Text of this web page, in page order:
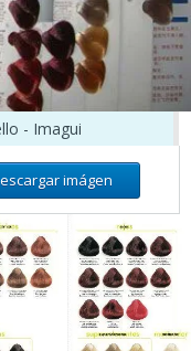
- Imagui
imágen